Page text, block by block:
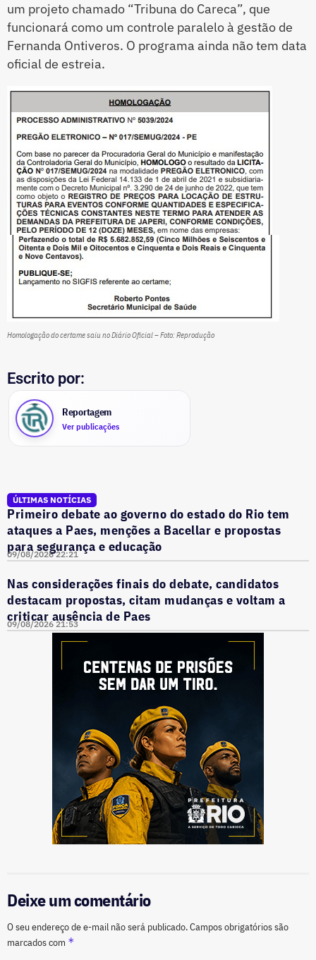
um projeto chamado “Tribuna do Careca”, que
funcionará como um controle paralelo à gestão de
Fernanda Ontiveros. O programa ainda não tem data
oficial de estreia.
Homologação do certame saiu no Diário Oficial – Foto: Reprodução
Escrito por:
Reportagem
Ver publicações
ÚLTIMAS NOTÍCIAS
Primeiro debate ao governo do estado do Rio tem
ataques a Paes, menções a Bacellar e propostas
para segurança e educação
09/08/2026 22:21
Nas considerações finais do debate, candidatos
destacam propostas, citam mudanças e voltam a
criticar ausência de Paes
09/08/2026 21:53
Deixe um comentário
O seu endereço de e-mail não será publicado.Campos obrigatórios são
marcados com *